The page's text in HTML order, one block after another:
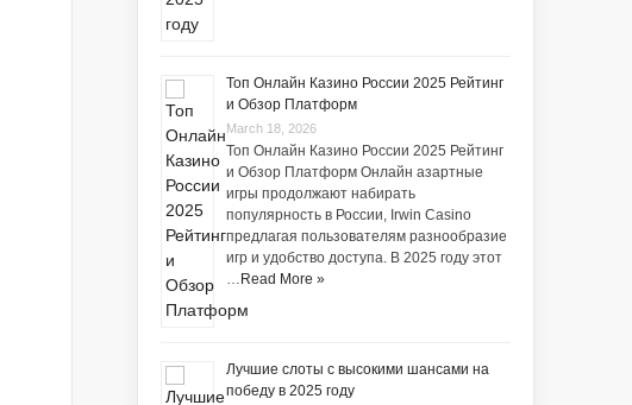
Топ Онлайн Казино России 2025 Рейтинг
и Обзор Платформ
March 18, 2026
Топ Онлайн Казино России 2025 Рейтинг
и Обзор Платформ Онлайн азартные
игры продолжают набирать
популярность в России, Irwin Casino
предлагая пользователям разнообразие
игр и удобство доступа. В 2025 году этот
Read More »
Лучшие слоты с высокими шансами на
победу в 2025 году